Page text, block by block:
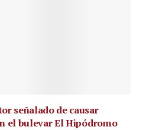
señalado de causar
el bulevar El Hipódromo